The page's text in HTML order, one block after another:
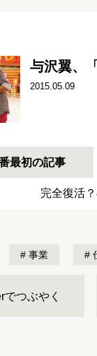
与沢翼、
2015.05.09
最初の記事
完全復活
事業
でつぶやく